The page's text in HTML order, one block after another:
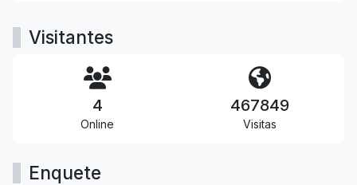
Visitantes
4
Online
467849
Visitas
Enquete